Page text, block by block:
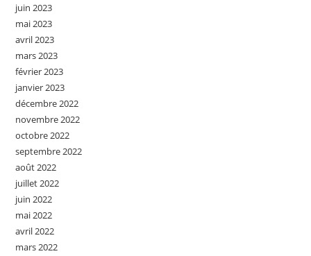
juin 2023
mai 2023
avril 2023
mars 2023
février 2023
janvier 2023
décembre 2022
novembre 2022
octobre 2022
septembre 2022
août 2022
juillet 2022
juin 2022
mai 2022
avril 2022
mars 2022